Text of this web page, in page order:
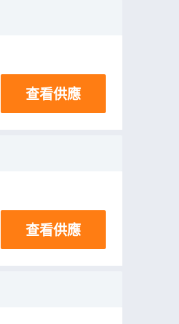
查看供應
查看供應